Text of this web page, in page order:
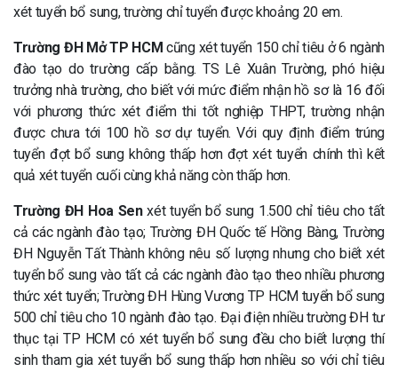
xét tuyển bổ sung, trường chỉ tuyển được khoảng 20 em.
Trường ĐH Mở TP HCM cũng xét tuyển 150 chỉ tiêu ở 6 ngành
đào tạo do trường cấp bằng. TS Lê Xuân Trường, phó hiệu
trưởng nhà trường, cho biết với mức điểm nhận hồ sơ là 16 đối
với phương thức xét điểm thi tốt nghiệp THPT, trường nhận
được chưa tới 100 hồ sơ dự tuyển. Với quy định điểm trúng
tuyển đợt bổ sung không thấp hơn đợt xét tuyển chính thì kết
quả xét tuyển cuối cùng khả năng còn thấp hơn.
Trường ĐH Hoa Senxét tuyển bổ sung 1.500 chỉ tiêu cho tất
cả các ngành đào tạo; Trường ĐH Quốc tế Hồng Bàng, Trường
ĐH Nguyễn Tất Thành không nêu số lượng nhưng cho biết xét
tuyển bổ sung vào tất cả các ngành đào tạo theo nhiều phương
thức xét tuyển; Trường ĐH Hùng Vương TP HCM tuyển bổ sung
500 chỉ tiêu cho 10 ngành đào tạo. Đại điện nhiều trường ĐH tư
thục tại TP HCM có xét tuyển bổ sung đều cho biết lượng thí
sinh tham gia xét tuyển bổ sung thấp hơn nhiều so với chỉ tiêu